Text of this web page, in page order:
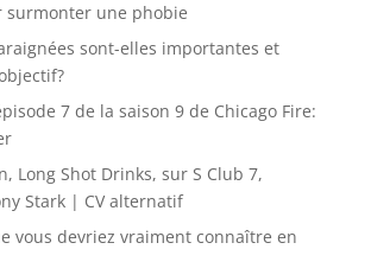
surmonter une phobie
sont-elles importantes et
7 de la saison 9 de Chicago Fire:
Long Shot Drinks, sur S Club 7,
Stark | CV alternatif
vous devriez vraiment connaître en